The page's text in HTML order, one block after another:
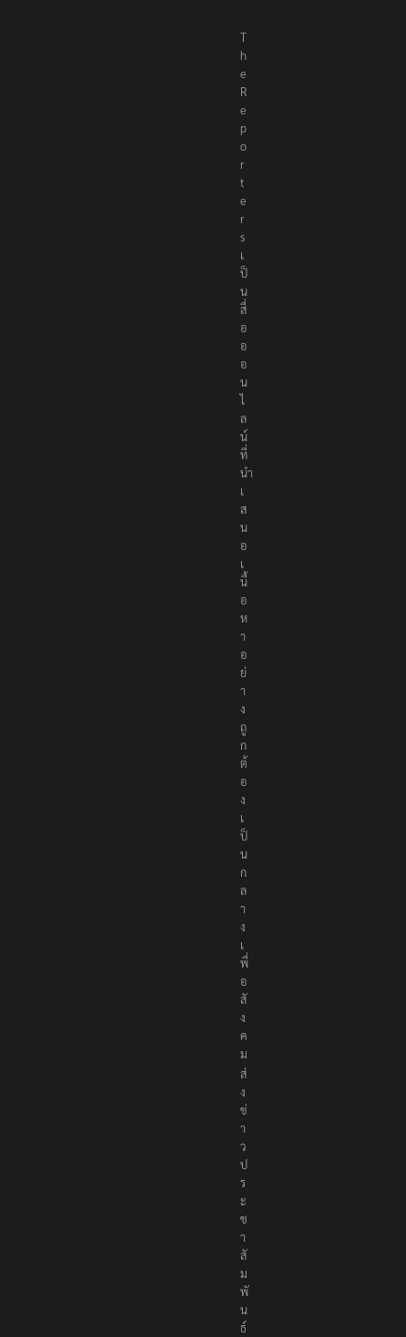
T
h
e
R
e
p
o
r
t
e
r
s
เ
ป็
น
สื่
อ
อ
อ
น
ไ
ล
น์
ที่
นำ
เ
ส
น
อ
เ
นื้
อ
ห
า
อ
ย่
า
ง
ถู
ก
ต้
อ
ง
เ
ป็
น
ก
ล
า
ง
เ
พื่
อ
สั
ง
ค
ม
ส่
ง
ข่
า
ว
ป
ร
ะ
ช
า
สั
ม
พั
น
ธ์